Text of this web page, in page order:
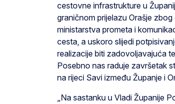
cestovne infrastrukture u
graničnom prijelazu Orašje
ministarstva prometa i
cesta, a uskoro slijedi
realizacije biti zadovoljavajuća
Posebno nas raduje završetak
na rijeci Savi između Županje i
„Na sastanku u Vladi Županije